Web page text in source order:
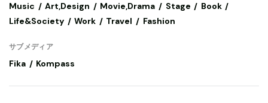
Music Art,Design Movie,Drama Stage
Book
Life&Society
Work Travel Fashion
サブメディア
Fika Kompass